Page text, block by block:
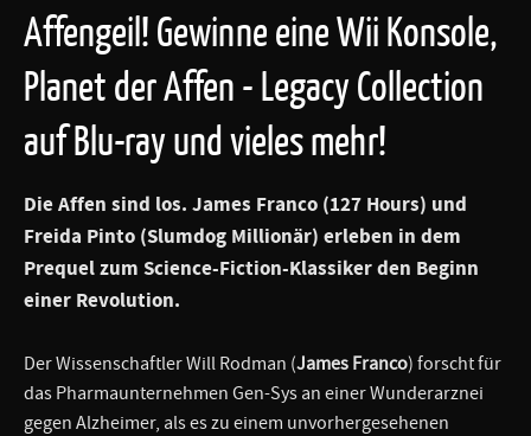
Affengeil! Gewinne eine Wii Konsole,
Planet der Affen - Legacy Collection
auf Blu-ray und vieles mehr!
Die Affen sind los. James Franco (127 Hours) und
Freida Pinto (Slumdog Millionär) erleben in dem
Prequel zum Science-Fiction-Klassiker den Beginn
einer Revolution.
Der Wissenschaftler Will Rodman (James Franco) forscht für
das Pharmaunternehmen Gen-Sys an einer Wunderarznei
gegen Alzheimer, als es zu einem unvorhergesehenen